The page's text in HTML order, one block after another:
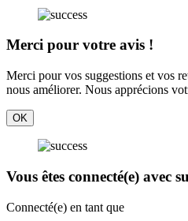
Merci pour votre avis !
Merci pour vos suggestions et vos
nous améliorer. Nous apprécions
OK
Vous êtes connecté(e) avec
Connecté(e) en tant que